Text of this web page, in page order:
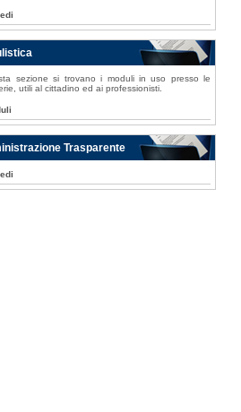
sezione si trovano i moduli in uso presso le
utili al cittadino ed ai professionisti.
Trasparente